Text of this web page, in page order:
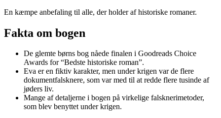
En kæmpe anbefaling til alle, der holder af historiske romaner.
Fakta om bogen
De glemte børns bog nåede finalen i Goodreads Choice
Awards for “Bedste historiske roman”.
Eva er en fiktiv karakter, men under krigen var de flere
dokumentfalsknere, som var med til at redde flere tusinde af
jøders liv.
Mange af detaljerne i bogen på virkelige falsknerimetoder,
som blev benyttet under krigen.